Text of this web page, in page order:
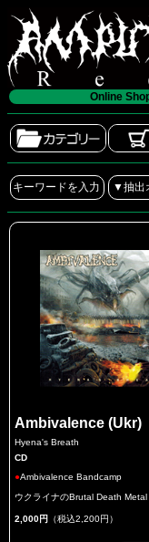
Online
Ambivalence (Ukr)
Hyena's Breath
CD
●Ambivalence Bandcamp
ウクライナのBrutal Death
2,000円 （税込2,200円）